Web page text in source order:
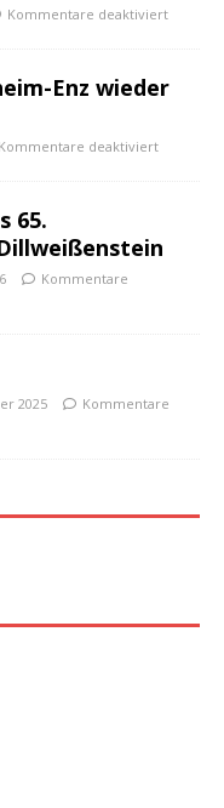
Kommentare deaktiviert
Enz wieder
Kommentare deaktiviert
65.
Kommentare
2025
Kommentare